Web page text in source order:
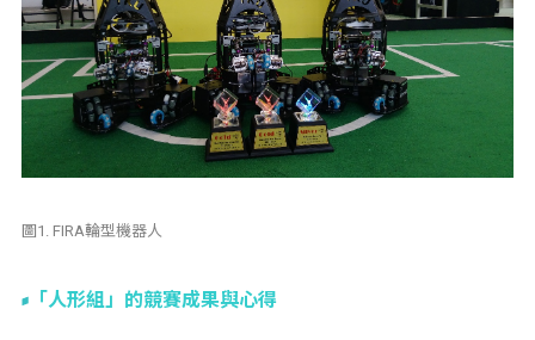
圖1. FIRA輪型機器人
「人形組」的競賽成果與心得